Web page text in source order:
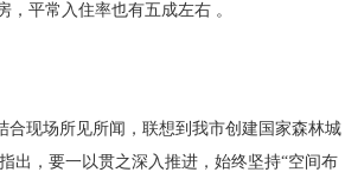
平常入住率也有五成左右 。
现场所见所闻，联想到我市创建国家森林城
出，要一以贯之深入推进，始终坚持“空间布